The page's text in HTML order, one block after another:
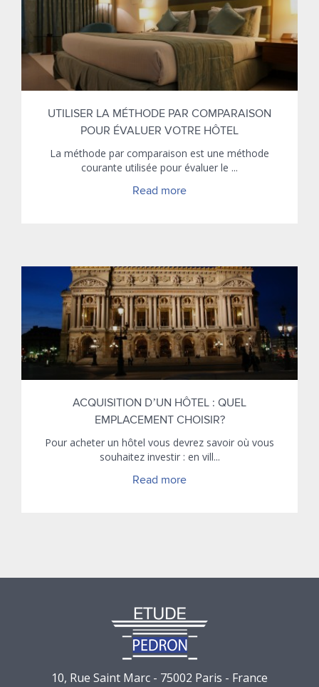
UTILISER LA MÉTHODE PAR COMPARAISON
POUR ÉVALUER VOTRE HÔTEL
La méthode par comparaison est une méthode
courante utilisée pour évaluer le ...
Read more
ACQUISITION D’UN HÔTEL : QUEL
EMPLACEMENT CHOISIR?
Pour acheter un hôtel vous devrez savoir où vous
souhaitez investir : en vill...
Read more
10, Rue Saint Marc - 75002 Paris - France